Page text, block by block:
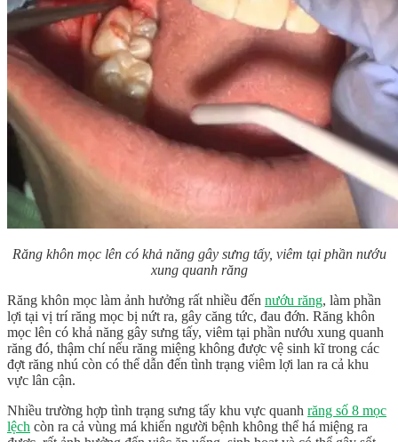
Răng khôn mọc lên có khả năng gây sưng tấy, viêm tại phần nướu
xung quanh răng
Răng khôn mọc làm ảnh hưởng rất nhiều đến nướu răng, làm phần
lợi tại vị trí răng mọc bị nứt ra, gây căng tức, đau đớn. Răng khôn
mọc lên có khả năng gây sưng tấy, viêm tại phần nướu xung quanh
răng đó, thậm chí nếu răng miệng không được vệ sinh kĩ trong các
đợt răng nhú còn có thể dẫn đến tình trạng viêm lợi lan ra cả khu
vực lân cận.
Nhiều trường hợp tình trạng sưng tấy khu vực quanh răng số 8 mọc
lệch còn ra cả vùng má khiến người bệnh không thể há miệng ra